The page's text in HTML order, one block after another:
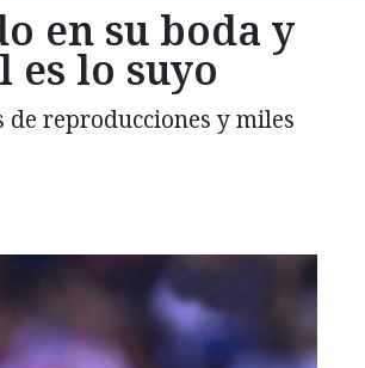
en su boda y
es lo suyo
reproducciones y miles